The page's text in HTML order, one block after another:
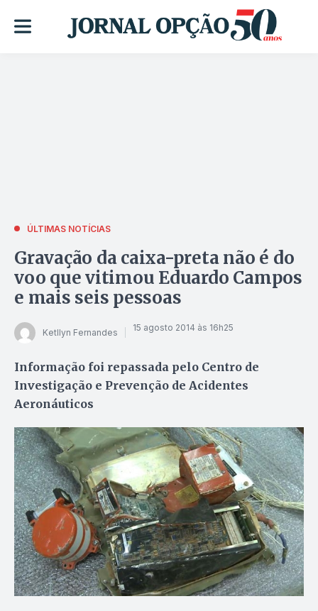
ÚLTIMAS NOTÍCIAS
Gravação da caixa-preta não é do
voo que vitimou Eduardo Campos
e mais seis pessoas
Ketllyn Fernandes 15 agosto 2014 às 16h25
Informação foi repassada pelo Centro de
Investigação e Prevenção de Acidentes
Aeronáuticos